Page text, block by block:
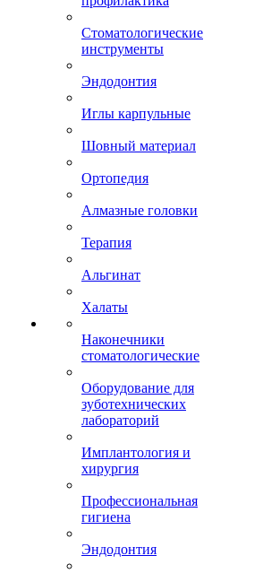
Стоматологические
инструменты
Эндодонтия
Иглы карпульные
Шовный материал
Ортопедия
Алмазные головки
Терапия
Альгинат
Халаты
Наконечники
стоматологические
Оборудование для
зуботехнических
лабораторий
Имплантология и
хирургия
Профессиональная
гигиена
Эндодонтия